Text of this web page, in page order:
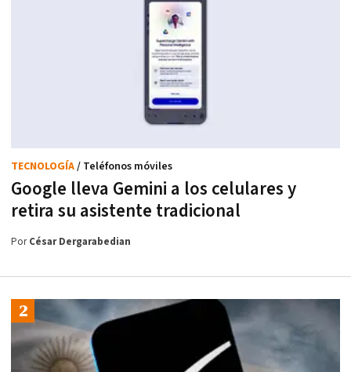
Google lleva Gemini a los celulares y
retira su asistente tradicional
TECNOLOGÍA/ Teléfonos móviles
PorCésar Dergarabedian